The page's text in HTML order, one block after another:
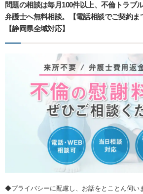
問題の相談は毎月100件以上、不倫トラブ
弁護士へ無料相談。【電話相談でご契約ま
【静岡県全域対応】
◆プライバシーに配慮し、お話をとことん伺い